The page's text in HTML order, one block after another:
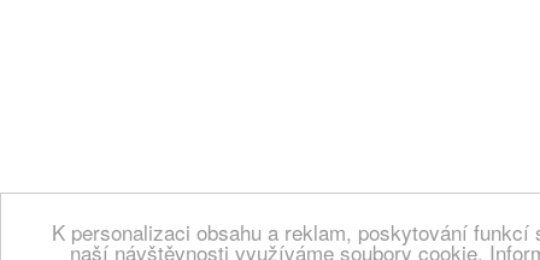
K personalizaci obsahu a reklam, poskytování
naší návštěvnosti využíváme soubory cookie.